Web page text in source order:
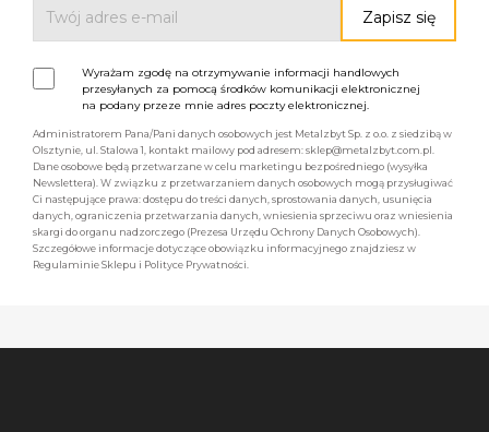
Wyrażam zgodę na otrzymywanie informacji handlowych
przesyłanych za pomocą środków komunikacji elektronicznej
na podany przeze mnie adres poczty elektronicznej.
Administratorem Pana/Pani danych osobowych jest Metalzbyt Sp. z o.o. z siedzibą w
Olsztynie, ul. Stalowa 1, kontakt mailowy pod adresem: sklep@metalzbyt.com.pl.
Dane osobowe będą przetwarzane w celu marketingu bezpośredniego (wysyłka
Newslettera). W związku z przetwarzaniem danych osobowych mogą przysługiwać
Ci następujące prawa: dostępu do treści danych, sprostowania danych, usunięcia
danych, ograniczenia przetwarzania danych, wniesienia sprzeciwu oraz wniesienia
skargi do organu nadzorczego (Prezesa Urzędu Ochrony Danych Osobowych).
Szczegółowe informacje dotyczące obowiązku informacyjnego znajdziesz w
Regulaminie Sklepu i Polityce Prywatności.